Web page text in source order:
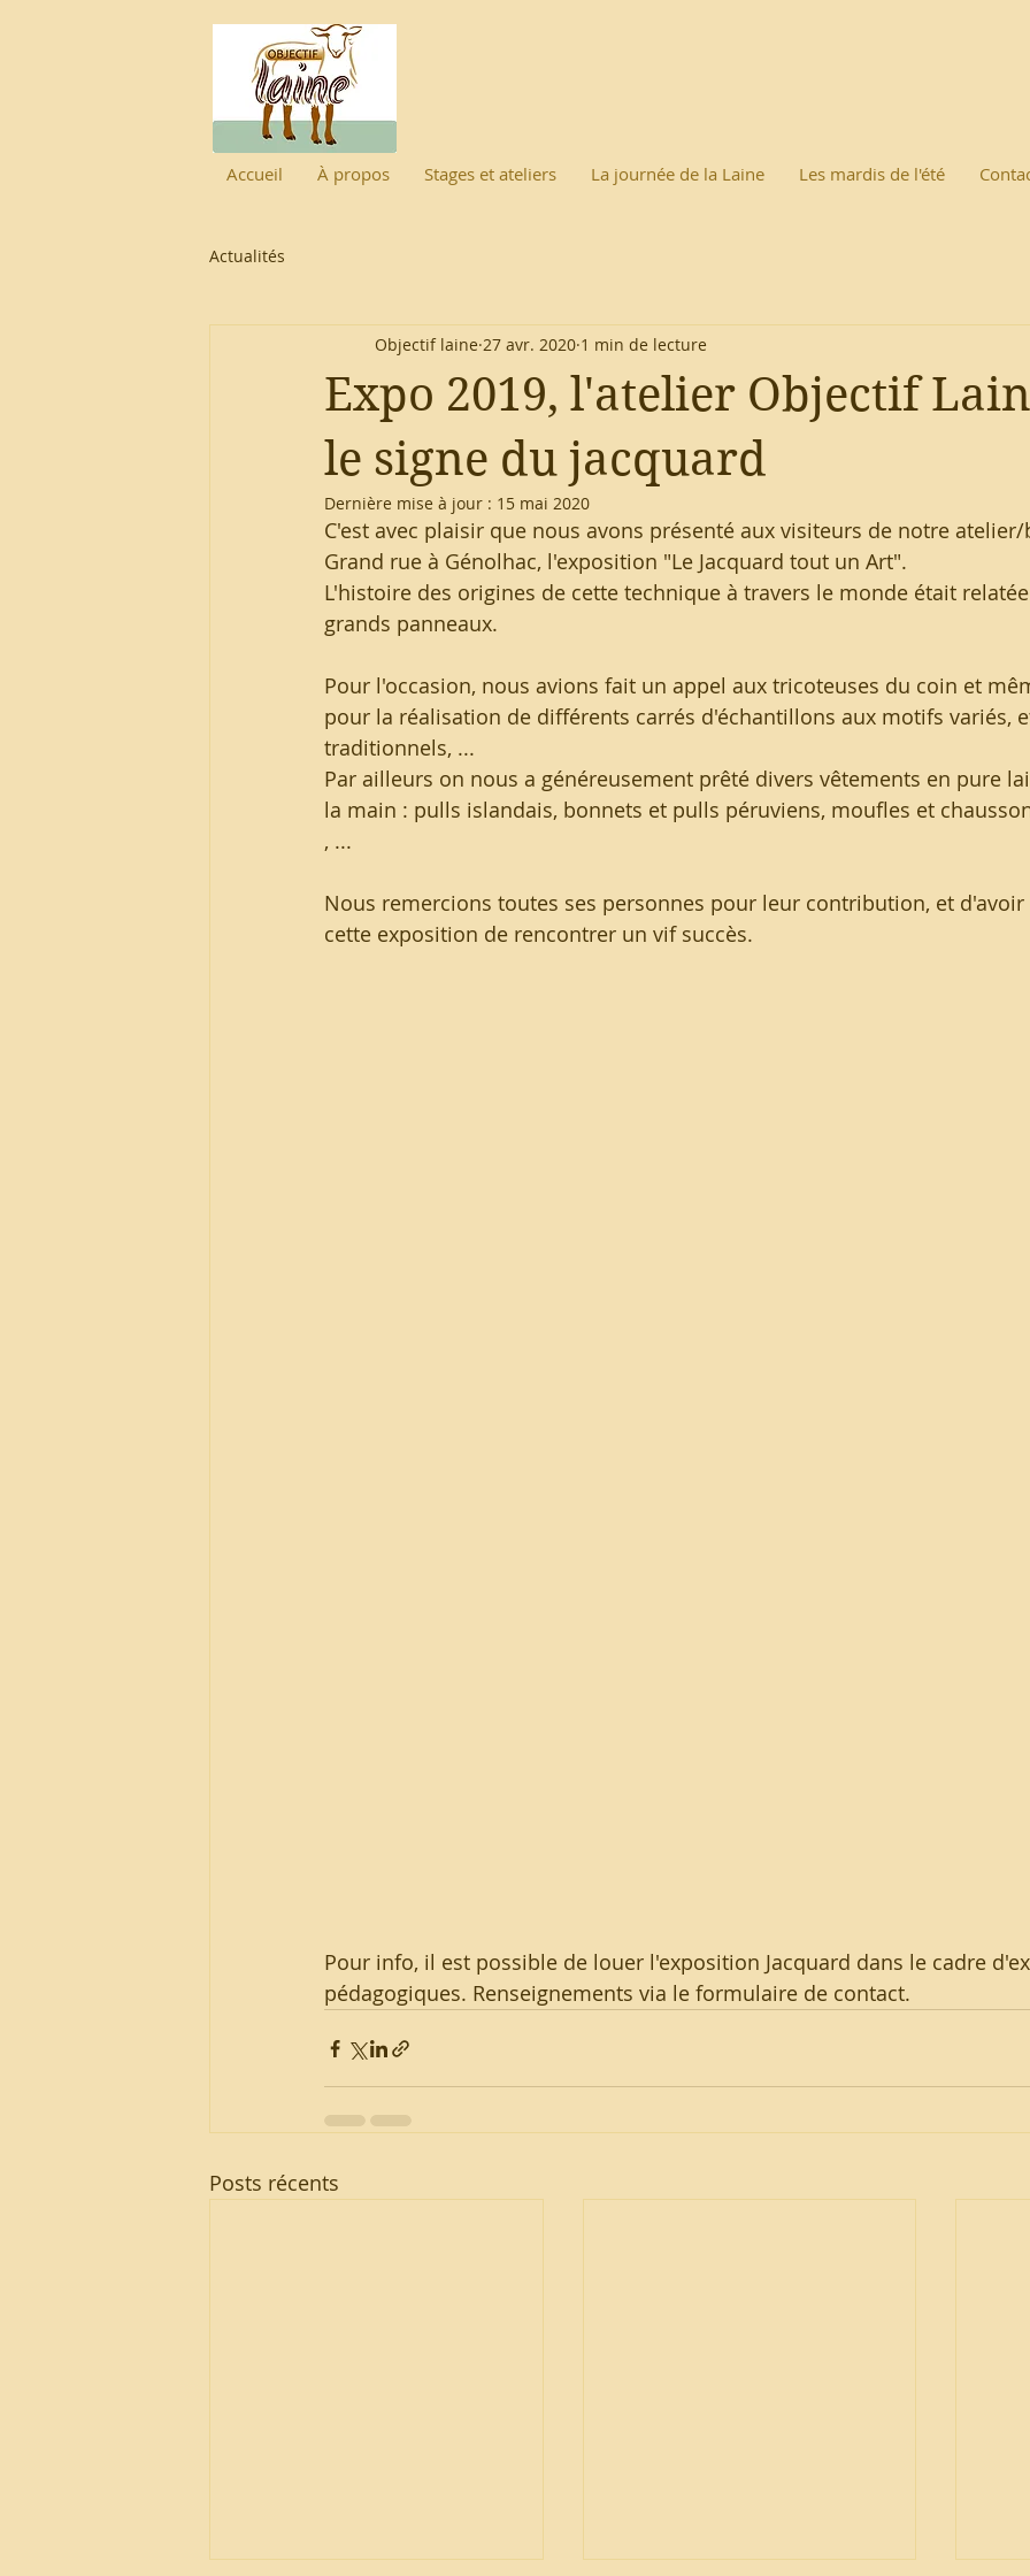
Accueil À propos Stages et ateliers La journée de la Laine Les mardis de l'été
Actualités
Expo 2019, l'atelier Objectif
le signe du jacquard
Objectif laine 27 avr. 2020 1 min de lecture
Dernière mise à jour : 15 mai 2020
C'est avec plaisir que nous avons présenté aux visiteurs de notre
Grand rue à Génolhac, l'exposition "Le Jacquard tout un Art".
L'histoire des origines de cette technique à travers le monde était
grands panneaux.
Pour l'occasion, nous avions fait un appel aux tricoteuses du coin et
pour la réalisation de différents carrés d'échantillons aux motifs variés,
traditionnels, ...
Par ailleurs on nous a généreusement prêté divers vêtements en pure
la main : pulls islandais, bonnets et pulls péruviens, moufles et
, ...
Nous remercions toutes ses personnes pour leur contribution, et d'avoir
cette exposition de rencontrer un vif succès.
Pour info, il est possible de louer l'exposition Jacquard dans le cadre
pédagogiques. Renseignements via le formulaire de contact.
Posts récents